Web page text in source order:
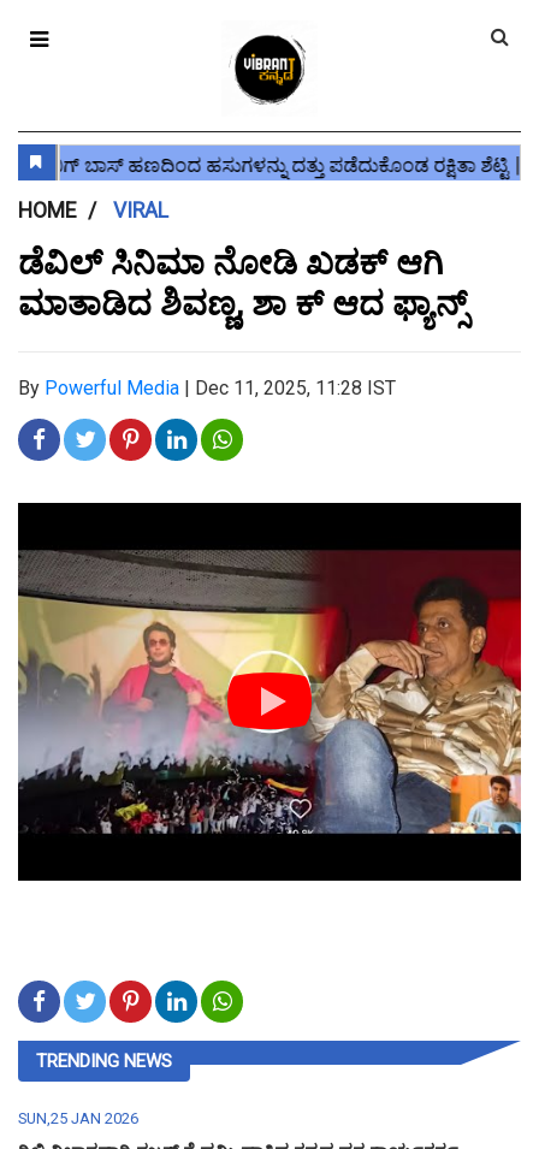
HOME VIRAL
ಡೆವಿಲ್ ಸಿನಿಮಾ ನೋಡಿ ಖಡಕ್ ಆಗಿ
ಮಾತಾಡಿದ ಶಿವಣ್ಣ, ಶಾ ಕ್ ಆದ ಫ್ಯಾನ್ಸ್
By Powerful Media | Dec 11, 2025, 11:28 IST
TRENDING NEWS
SUN,25 JAN 2026